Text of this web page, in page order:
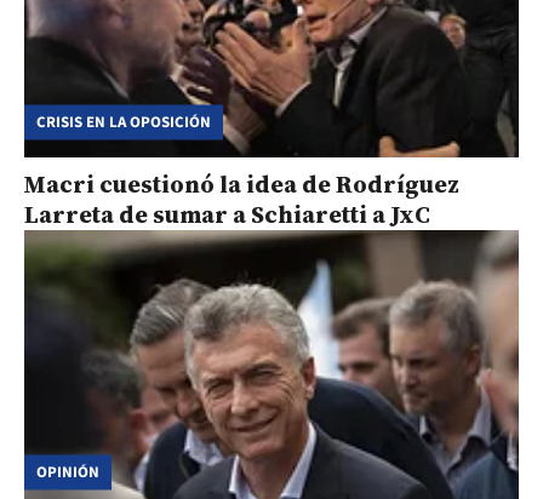
CRISIS EN LA OPOSICIÓN
Macri cuestionó la idea de Rodríguez
Larreta de sumar a Schiaretti a JxC
OPINIÓN